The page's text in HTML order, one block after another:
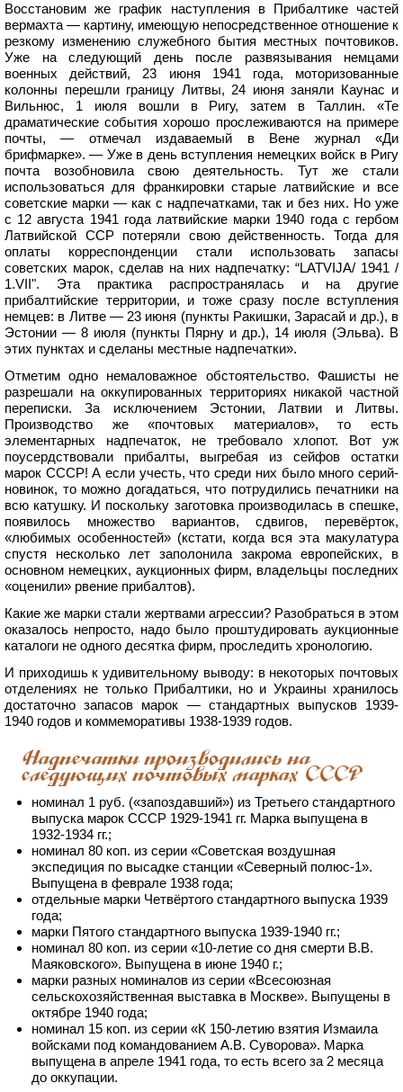
Восстановим же график наступления в Прибалтике частей
вермахта — картину, имеющую непосредственное отношение к
резкому изменению служебного бытия местных почтовиков.
Уже на следующий день после развязывания немцами
военных действий, 23 июня 1941 года, моторизованные
колонны перешли границу Литвы, 24 июня заняли Каунас и
Вильнюс, 1 июля вошли в Ригу, затем в Таллин. «Те
драматические события хорошо прослеживаются на примере
почты, — отмечал издаваемый в Вене журнал «Ди
брифмарке». — Уже в день вступления немецких войск в Ригу
почта возобновила свою деятельность. Тут же стали
использоваться для франкировки старые латвийские и все
советские марки — как с надпечатками, так и без них. Но уже
с 12 августа 1941 года латвийские марки 1940 года с гербом
Латвийской ССР потеряли свою действенность. Тогда для
оплаты корреспонденции стали использовать запасы
советских марок, сделав на них надпечатку: “LATVIJA/ 1941 /
1.VII". Эта практика распространялась и на другие
прибалтийские территории, и тоже сразу после вступления
немцев: в Литве — 23 июня (пункты Ракишки, Зарасай и др.), в
Эстонии — 8 июля (пункты Пярну и др.), 14 июля (Эльва). В
этих пунктах и сделаны местные надпечатки».
Отметим одно немаловажное обстоятельство. Фашисты не
разрешали на оккупированных территориях никакой частной
переписки. За исключением Эстонии, Латвии и Литвы.
Производство же «почтовых материалов», то есть
элементарных надпечаток, не требовало хлопот. Вот уж
поусердствовали прибалты, выгребая из сейфов остатки
марок СССР! А если учесть, что среди них было много серий-
новинок, то можно догадаться, что потрудились печатники на
всю катушку. И поскольку заготовка производилась в спешке,
появилось множество вариантов, сдвигов, перевёрток,
«любимых особенностей» (кстати, когда вся эта макулатура
спустя несколько лет заполонила закрома европейских, в
основном немецких, аукционных фирм, владельцы последних
«оценили» рвение прибалтов).
Какие же марки стали жертвами агрессии? Разобраться в этом
оказалось непросто, надо было проштудировать аукционные
каталоги не одного десятка фирм, проследить хронологию.
И приходишь к удивительному выводу: в некоторых почтовых
отделениях не только Прибалтики, но и Украины хранилось
достаточно запасов марок — стандартных выпусков 1939-
1940 годов и коммеморативы 1938-1939 годов.
Надпечатки производились на
следующих почтовых марках СССР
номинал 1 руб. («запоздавший») из Третьего стандартного
выпуска марок СССР 1929-1941 гг. Марка выпущена в
1932-1934 гг.;
номинал 80 коп. из серии «Советская воздушная
экспедиция по высадке станции «Северный полюс-1».
Выпущена в феврале 1938 года;
отдельные марки Четвёртого стандартного выпуска 1939
года;
марки Пятого стандартного выпуска 1939-1940 гг.;
номинал 80 коп. из серии «10-летие со дня смерти В.В.
Маяковского». Выпущена в июне 1940 г.;
марки разных номиналов из серии «Всесоюзная
сельскохозяйственная выставка в Москве». Выпущены в
октябре 1940 года;
номинал 15 коп. из серии «К 150-летию взятия Измаила
войсками под командованием А.В. Суворова». Марка
выпущена в апреле 1941 года, то есть всего за 2 месяца
до оккупации.